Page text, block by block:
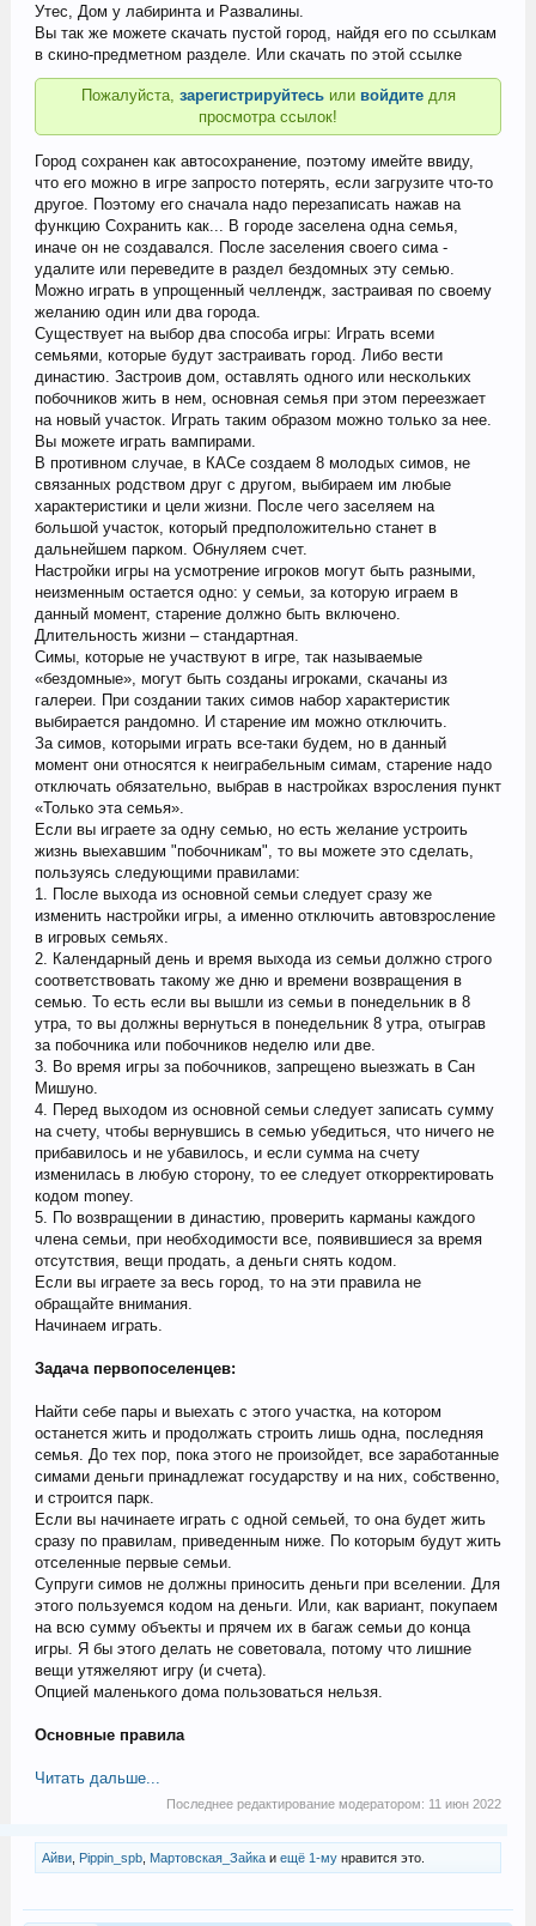
Утес, Дом у лабиринта и Развалины.
Вы так же можете скачать пустой город, найдя его по ссылкам
в скино-предметном разделе. Или скачать по этой ссылке
Пожалуйста, зарегистрируйтесьили войдите для
просмотра ссылок!
Город сохранен как автосохранение, поэтому имейте ввиду,
что его можно в игре запросто потерять, если загрузите что-то
другое. Поэтому его сначала надо перезаписать нажав на
функцию Сохранить как... В городе заселена одна семья,
иначе он не создавался. После заселения своего сима -
удалите или переведите в раздел бездомных эту семью.
Можно играть в упрощенный челлендж, застраивая по своему
желанию один или два города.
Существует на выбор два способа игры: Играть всеми
семьями, которые будут застраивать город. Либо вести
династию. Застроив дом, оставлять одного или нескольких
побочников жить в нем, основная семья при этом переезжает
на новый участок. Играть таким образом можно только за нее.
Вы можете играть вампирами.
В противном случае, в КАСе создаем 8 молодых симов, не
связанных родством друг с другом, выбираем им любые
характеристики и цели жизни. После чего заселяем на
большой участок, который предположительно станет в
дальнейшем парком. Обнуляем счет.
Настройки игры на усмотрение игроков могут быть разными,
неизменным остается одно: у семьи, за которую играем в
данный момент, старение должно быть включено.
Длительность жизни – стандартная.
Симы, которые не участвуют в игре, так называемые
«бездомные», могут быть созданы игроками, скачаны из
галереи. При создании таких симов набор характеристик
выбирается рандомно. И старение им можно отключить.
За симов, которыми играть все-таки будем, но в данный
момент они относятся к неиграбельным симам, старение надо
отключать обязательно, выбрав в настройках взросления пункт
«Только эта семья».
Если вы играете за одну семью, но есть желание устроить
жизнь выехавшим "побочникам", то вы можете это сделать,
пользуясь следующими правилами:
1. После выхода из основной семьи следует сразу же
изменить настройки игры, а именно отключить автовзросление
в игровых семьях.
2. Календарный день и время выхода из семьи должно строго
соответствовать такому же дню и времени возвращения в
семью. То есть если вы вышли из семьи в понедельник в 8
утра, то вы должны вернуться в понедельник 8 утра, отыграв
за побочника или побочников неделю или две.
3. Во время игры за побочников, запрещено выезжать в Сан
Мишуно.
4. Перед выходом из основной семьи следует записать сумму
на счету, чтобы вернувшись в семью убедиться, что ничего не
прибавилось и не убавилось, и если сумма на счету
изменилась в любую сторону, то ее следует откорректировать
кодом money.
5. По возвращении в династию, проверить карманы каждого
члена семьи, при необходимости все, появившиеся за время
отсутствия, вещи продать, а деньги снять кодом.
Если вы играете за весь город, то на эти правила не
обращайте внимания.
Начинаем играть.
Задача первопоселенцев:
Найти себе пары и выехать с этого участка, на котором
останется жить и продолжать строить лишь одна, последняя
семья. До тех пор, пока этого не произойдет, все заработанные
симами деньги принадлежат государству и на них, собственно,
и строится парк.
Если вы начинаете играть с одной семьей, то она будет жить
сразу по правилам, приведенным ниже. По которым будут жить
отселенные первые семьи.
Супруги симов не должны приносить деньги при вселении. Для
этого пользуемся кодом на деньги. Или, как вариант, покупаем
на всю сумму объекты и прячем их в багаж семьи до конца
игры. Я бы этого делать не советовала, потому что лишние
вещи утяжеляют игру (и счета).
Опцией маленького дома пользоваться нельзя.
Основные правила
Читать дальше...
Последнее редактирование модератором: 11 июн 2022
Айви, Pippin_spb, Мартовская_Зайкаи ещё 1-мунравится это.